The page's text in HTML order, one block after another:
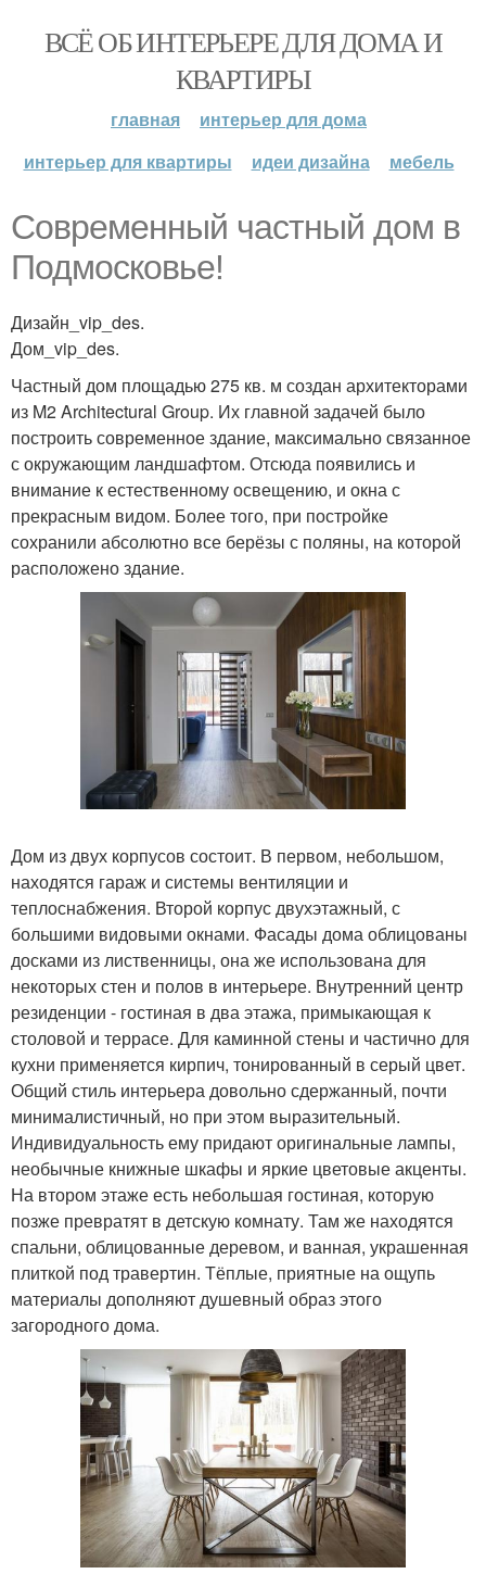
ВСЁ ОБ ИНТЕРЬЕРЕ ДЛЯ ДОМА И
КВАРТИРЫ
главная
интерьер для дома
интерьер для квартиры
идеи дизайна мебель
Современный частный дом в
Подмосковье!
Дизайн_vip_des.
Дом_vip_des.
Частный дом площадью 275 кв. м создан архитекторами
из M2 Architectural Group. Их главной задачей было
построить современное здание, максимально связанное
с окружающим ландшафтом. Отсюда появились и
внимание к естественному освещению, и окна с
прекрасным видом. Более того, при постройке
сохранили абсолютно все берёзы с поляны, на которой
расположено здание.
Дом из двух корпусов состоит. В первом, небольшом,
находятся гараж и системы вентиляции и
теплоснабжения. Второй корпус двухэтажный, с
большими видовыми окнами. Фасады дома облицованы
досками из лиственницы, она же использована для
некоторых стен и полов в интерьере. Внутренний центр
резиденции - гостиная в два этажа, примыкающая к
столовой и террасе. Для каминной стены и частично для
кухни применяется кирпич, тонированный в серый цвет.
Общий стиль интерьера довольно сдержанный, почти
минималистичный, но при этом выразительный.
Индивидуальность ему придают оригинальные лампы,
необычные книжные шкафы и яркие цветовые акценты.
На втором этаже есть небольшая гостиная, которую
позже превратят в детскую комнату. Там же находятся
спальни, облицованные деревом, и ванная, украшенная
плиткой под травертин. Тёплые, приятные на ощупь
материалы дополняют душевный образ этого
загородного дома.